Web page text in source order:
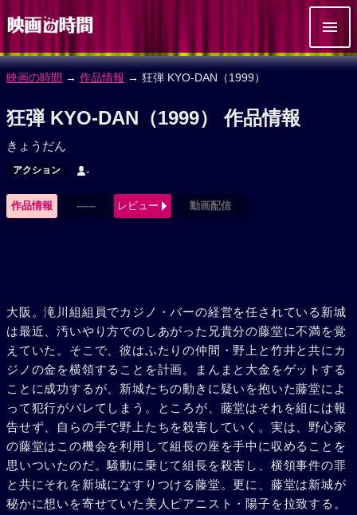
映画の時間 → 作品情報 → 狂弾 KYO-DAN（1999）
狂弾 KYO-DAN（1999） 作品情報
きょうだん
アクション -
作品情報 ------ レビュー 動画配信
大阪。滝川組組員でカジノ・バーの経営を任されている新城
は最近、汚いやり方でのしあがった兄貴分の藤堂に不満を覚
えていた。そこで、彼はふたりの仲間・野上と竹井と共にカ
ジノの金を横領することを計画。まんまと大金をゲットする
ことに成功するが、新城たちの動きに疑いを抱いた藤堂によ
って犯行がバレてしまう。ところが、藤堂はそれを組には報
告せず、自らの手で野上たちを殺害していく。実は、野心家
の藤堂はこの機会を利用して組長の座を手中に収めることを
思いついたのだ。騒動に乗じて組長を殺害し、横領事件の罪
と共にそれを新城になすりつける藤堂。更に、藤堂は新城が
秘かに想いを寄せていた美人ピアニスト・陽子を拉致する。